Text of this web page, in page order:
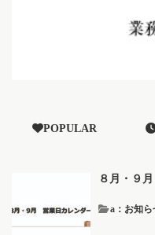
POPULAR
８月・９
a：お知ら